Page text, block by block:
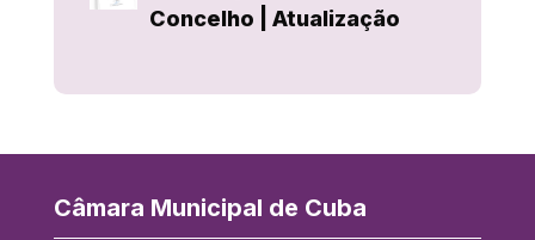
Concelho | Atualização
Câmara Municipal de Cuba